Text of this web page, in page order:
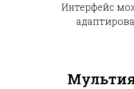
Интерфейс